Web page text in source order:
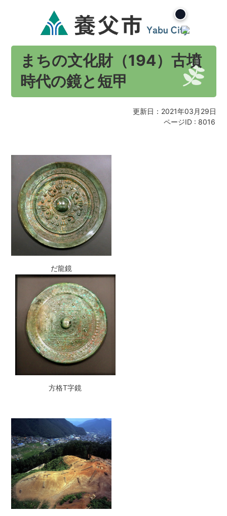
まちの文化財（194）古墳
時代の鏡と短甲
更新日：2021年03月29日
ページID : 8016
だ龍鏡
方格T字鏡